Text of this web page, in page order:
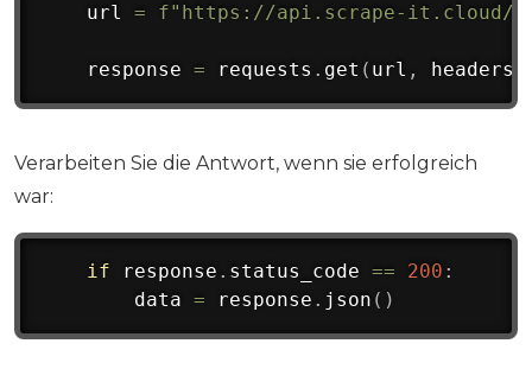
    url
= f"https://api.scrape-it.cloud/
    response
= requests . get ( url , headers
Verarbeiten Sie die Antwort, wenn sie erfolgreich
war:
if response . status_code == 200 :
        data
= response . json ( )